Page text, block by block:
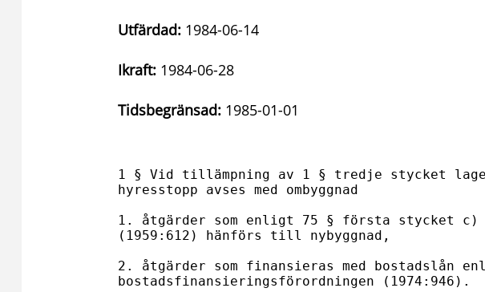
Utfärdad: 1984-06-14
Ikraft: 1984-06-28
Tidsbegränsad: 1985-01-01
1 § Vid tillämpning av 1 § tredje stycket
hyresstopp avses med ombyggnad
1. åtgärder som enligt 75 § första stycket c)
(1959:612) hänförs till nybyggnad,
2. åtgärder som finansieras med bostadslån
bostadsfinansieringsförordningen (1974:946).